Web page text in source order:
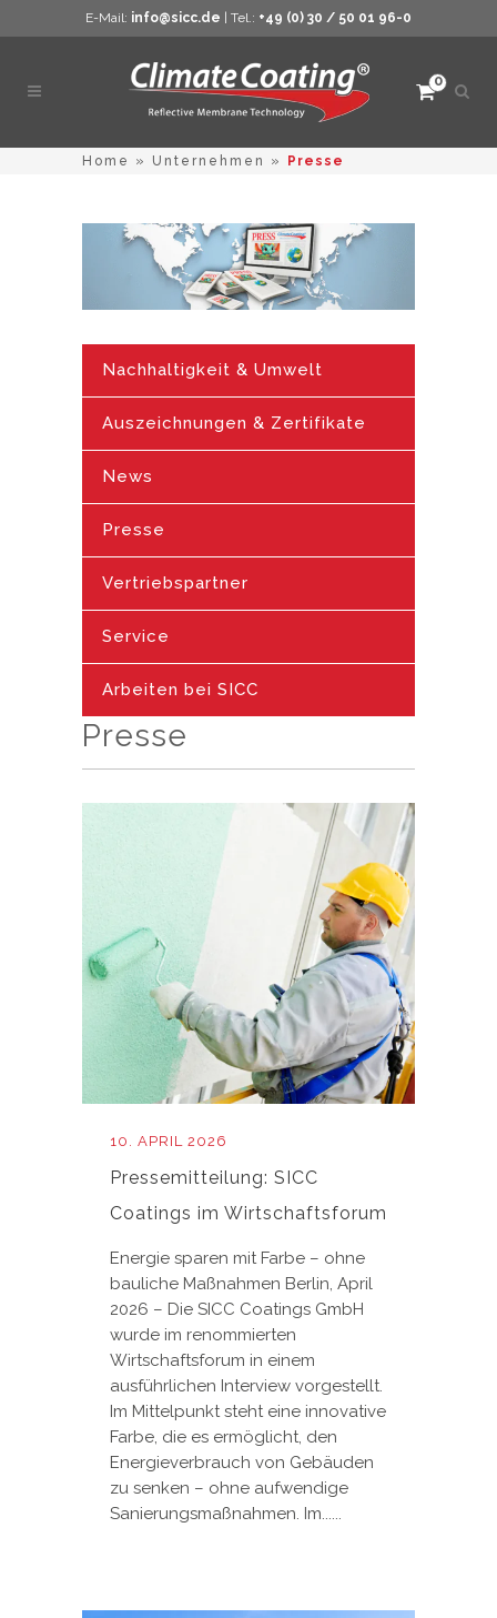
E-Mail: info@sicc.de | Tel.: +49 (0) 30 / 50 01 96-0
0
Home » Unternehmen » Presse
Nachhaltigkeit & Umwelt
Auszeichnungen & Zertifikate
News
Presse
Vertriebspartner
Service
Arbeiten bei SICC
Presse
10. APRIL 2026
Pressemitteilung: SICC
Coatings im Wirtschaftsforum
Energie sparen mit Farbe – ohne
bauliche Maßnahmen Berlin, April
2026 – Die SICC Coatings GmbH
wurde im renommierten
Wirtschaftsforum in einem
ausführlichen Interview vorgestellt.
Im Mittelpunkt steht eine innovative
Farbe, die es ermöglicht, den
Energieverbrauch von Gebäuden
zu senken – ohne aufwendige
Sanierungsmaßnahmen. Im......